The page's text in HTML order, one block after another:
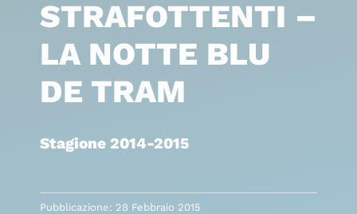
STRAFOTTENTI –
LA NOTTE BLU
DE TRAM
Stagione 2014-2015
Pubblicazione: 28 Febbraio 2015